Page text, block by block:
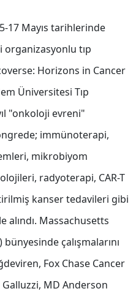
17 Mayıs tarihlerinde
organizasyonlu tıp
Horizons in Cancer
Üniversitesi Tıp
"onkoloji evreni"
immünoterapi,
mikrobiyom
radyoterapi, CAR-T
kanser tedavileri gibi
alındı. Massachusetts
çalışmalarını
Fox Chase Cancer
MD Anderson